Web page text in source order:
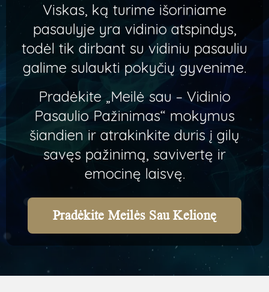
Viskas, ką turime išoriniame
pasaulyje yra vidinio atspindys,
todėl tik dirbant su vidiniu pasauliu
galime sulaukti pokyčių gyvenime.
Pradėkite „Meilė sau – Vidinio
Pasaulio Pažinimas“ mokymus
šiandien ir atrakinkite duris į gilų
savęs pažinimą, savivertę ir
emocinę laisvę.
Pradėkite Meilės Sau Kelionę